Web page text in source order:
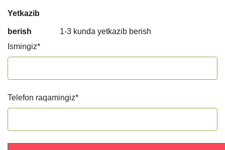
Yetkazib
berish
1-3 kunda yetkazib berish
Ismingiz*
Telefon raqamingiz*